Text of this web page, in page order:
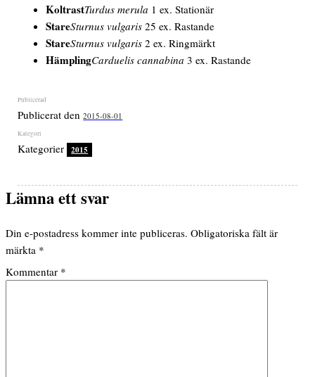
KoltrastTurdus merula 1 ex. Stationär
StareSturnus vulgaris 25 ex. Rastande
StareSturnus vulgaris 2 ex. Ringmärkt
HämplingCarduelis cannabina 3 ex. Rastande
Publicerat den2015-08-01
Kategorier 2015
Lämna ett svar
Din e-postadress kommer inte publiceras. Obligatoriska fält är
märkta *
Kommentar *